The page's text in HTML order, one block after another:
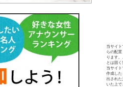
当サイ
らの配
ります
とは固
当サイ
作成した
出された
いた上で